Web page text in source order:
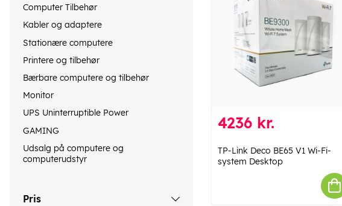
Computer Tilbehør
Kabler og adaptere
Stationære computere
Printere og tilbehør
Bærbare computere og tilbehør
Monitor
UPS Uninterruptible Power
GAMING
Udsalg på computere og
computerudstyr
Pris
4236 kr.
TP-Link Deco BE65 V1 Wi-Fi-
system Desktop